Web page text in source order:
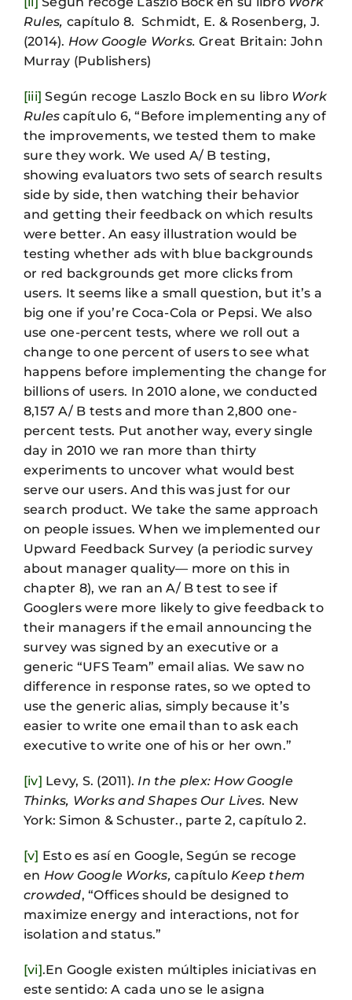
Rules, capítulo 8. Schmidt, E. & Rosenberg, J.
(2014). How Google Works.Great Britain: John
Murray (Publishers)
[iii] Según recoge Laszlo Bock en su libro Work
Rulescapítulo 6, “Before implementing any of
the improvements, we tested them to make
sure they work. We used A/ B testing,
showing evaluators two sets of search results
side by side, then watching their behavior
and getting their feedback on which results
were better. An easy illustration would be
testing whether ads with blue backgrounds
or red backgrounds get more clicks from
users. It seems like a small question, but it’s a
big one if you’re Coca-Cola or Pepsi. We also
use one-percent tests, where we roll out a
change to one percent of users to see what
happens before implementing the change for
billions of users. In 2010 alone, we conducted
8,157 A/ B tests and more than 2,800 one-
percent tests. Put another way, every single
day in 2010 we ran more than thirty
experiments to uncover what would best
serve our users. And this was just for our
search product. We take the same approach
on people issues. When we implemented our
Upward Feedback Survey (a periodic survey
about manager quality— more on this in
chapter 8), we ran an A/ B test to see if
Googlers were more likely to give feedback to
their managers if the email announcing the
survey was signed by an executive or a
generic “UFS Team” email alias. We saw no
difference in response rates, so we opted to
use the generic alias, simply because it’s
easier to write one email than to ask each
executive to write one of his or her own.”
[iv] Levy, S. (2011). In the plex: How Google
Thinks, Works and Shapes Our Lives. New
York: Simon & Schuster., parte 2, capítulo 2.
[v] Esto es así en Google, Según se recoge
en How Google Works,capítulo Keep them
crowded, “Offices should be designed to
maximize energy and interactions, not for
isolation and status.”
[vi].En Google existen múltiples iniciativas en
este sentido: A cada uno se le asigna